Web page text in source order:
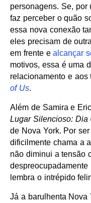
personagens. Se,
faz perceber o quão
essa nova conexão
eles precisam de
em frente ealcançar
motivos, essa é uma
relacionamento e aos
of Us.
Além de Samira e
Lugar Silencioso: Dia
de Nova York. Por
dificilmente chama a
não diminui a tensão
lembra o intrépido
Já a barulhenta Nova